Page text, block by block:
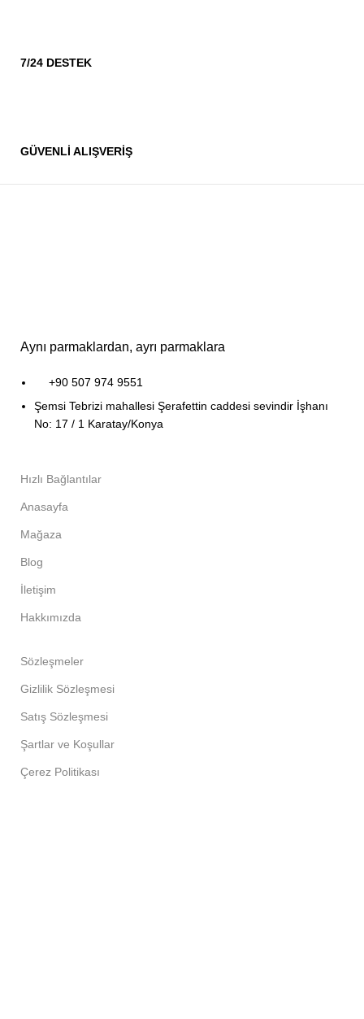
7/24 DESTEK
GÜVENLİ ALIŞVERİŞ
Aynı parmaklardan, ayrı parmaklara
+90 507 974 9551
Şemsi Tebrizi mahallesi Şerafettin caddesi sevindir İşhanı
No: 17 / 1 Karatay/Konya
Hızlı Bağlantılar
Anasayfa
Mağaza
Blog
İletişim
Hakkımızda
Sözleşmeler
Gizlilik Sözleşmesi
Satış Sözleşmesi
Şartlar ve Koşullar
Çerez Politikası